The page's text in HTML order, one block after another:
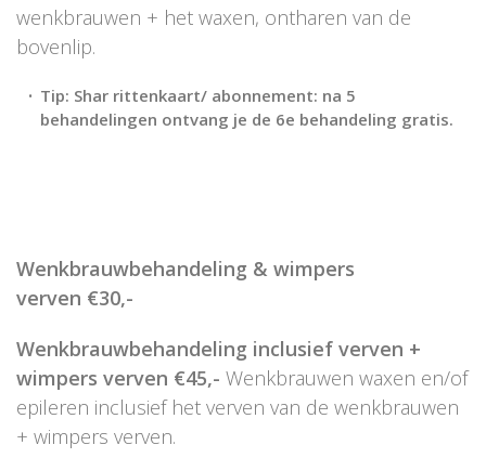
wenkbrauwen + het waxen, ontharen van de
bovenlip.
Tip: Shar rittenkaart/ abonnement: na 5
behandelingen ontvang je de 6e behandeling gratis.
Wenkbrauwbehandeling & wimpers
verven €30,-
Wenkbrauwbehandeling inclusief verven +
wimpers verven €45,- Wenkbrauwen waxen en/of
epileren inclusief het verven van de wenkbrauwen
+ wimpers verven.